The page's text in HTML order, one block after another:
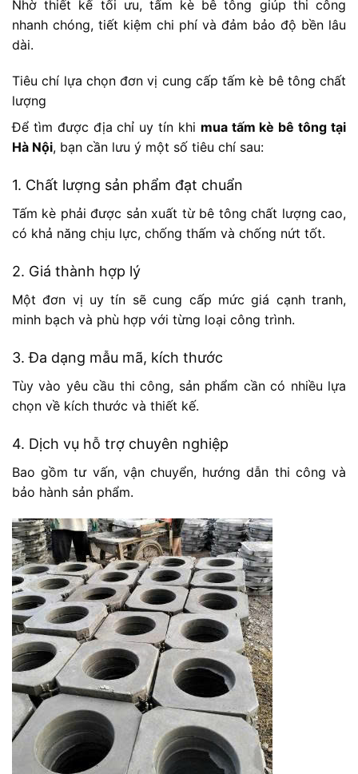
Nhờ thiết kế tối ưu, tấm kè bê tông giúp thi công
nhanh chóng, tiết kiệm chi phí và đảm bảo độ bền lâu
dài.
Tiêu chí lựa chọn đơn vị cung cấp tấm kè bê tông chất
lượng
Để tìm được địa chỉ uy tín khi mua tấm kè bê tông tại
Hà Nội, bạn cần lưu ý một số tiêu chí sau:
1. Chất lượng sản phẩm đạt chuẩn
Tấm kè phải được sản xuất từ bê tông chất lượng cao,
có khả năng chịu lực, chống thấm và chống nứt tốt.
2. Giá thành hợp lý
Một đơn vị uy tín sẽ cung cấp mức giá cạnh tranh,
minh bạch và phù hợp với từng loại công trình.
3. Đa dạng mẫu mã, kích thước
Tùy vào yêu cầu thi công, sản phẩm cần có nhiều lựa
chọn về kích thước và thiết kế.
4. Dịch vụ hỗ trợ chuyên nghiệp
Bao gồm tư vấn, vận chuyển, hướng dẫn thi công và
bảo hành sản phẩm.